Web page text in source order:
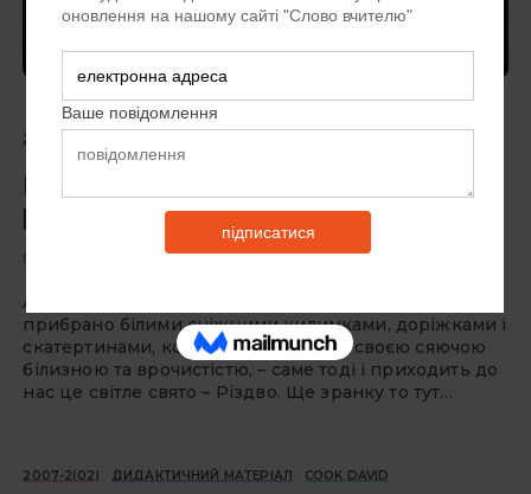
Головна автор Page 147
2007-2(02)
Подарунок Ісусові (сценарій
різдвяного позакласного заходу)
Автор. Саме серед зими, коли все вже вдосталь
прибрано білими сніжними килимками, доріжками і
скатертинами, коли все вражає нас своєю сяючою
білизною та врочистістю, – саме тоді і приходить до
нас це світле свято – Різдво. Ще зранку то тут…
2007-2(02) ДИДАКТИЧНИЙ МАТЕРІАЛ СOOK DAVID